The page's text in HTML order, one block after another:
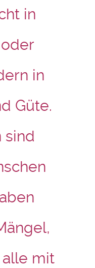
in
in
Güte.
sind
mit